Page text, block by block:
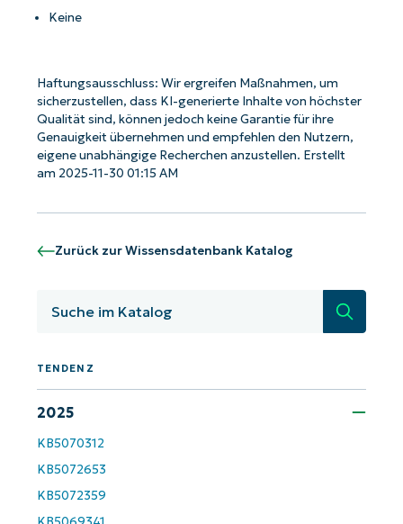
Keine
Haftungsausschluss: Wir ergreifen Maßnahmen, um
sicherzustellen, dass KI-generierte Inhalte von höchster
Qualität sind, können jedoch keine Garantie für ihre
Genauigkeit übernehmen und empfehlen den Nutzern,
eigene unabhängige Recherchen anzustellen. Erstellt
am 2025-11-30 01:15 AM
Zurück zur Wissensdatenbank Katalog
Suche
TENDENZ
2025
KB5070312
KB5072653
KB5072359